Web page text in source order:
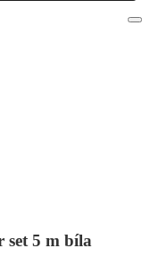
set 5 m bíla